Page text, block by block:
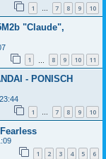
1 … 7 8 9 10
"Claude",
1 8 9 10 11
- PONISCH
1 … 7 8 9 10
1 2 3 4 5 6